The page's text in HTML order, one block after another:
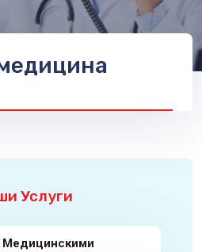
Услуги
Медицинскими